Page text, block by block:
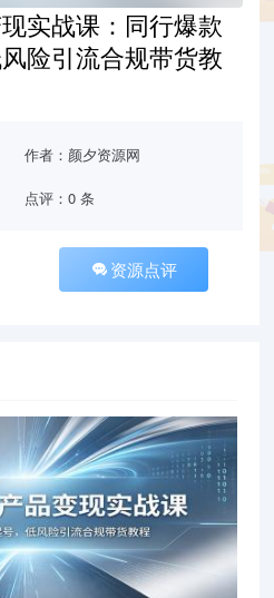
实战课：同行爆款
险引流合规带货教
作者：颜夕资源网
点评：0 条
资源点评